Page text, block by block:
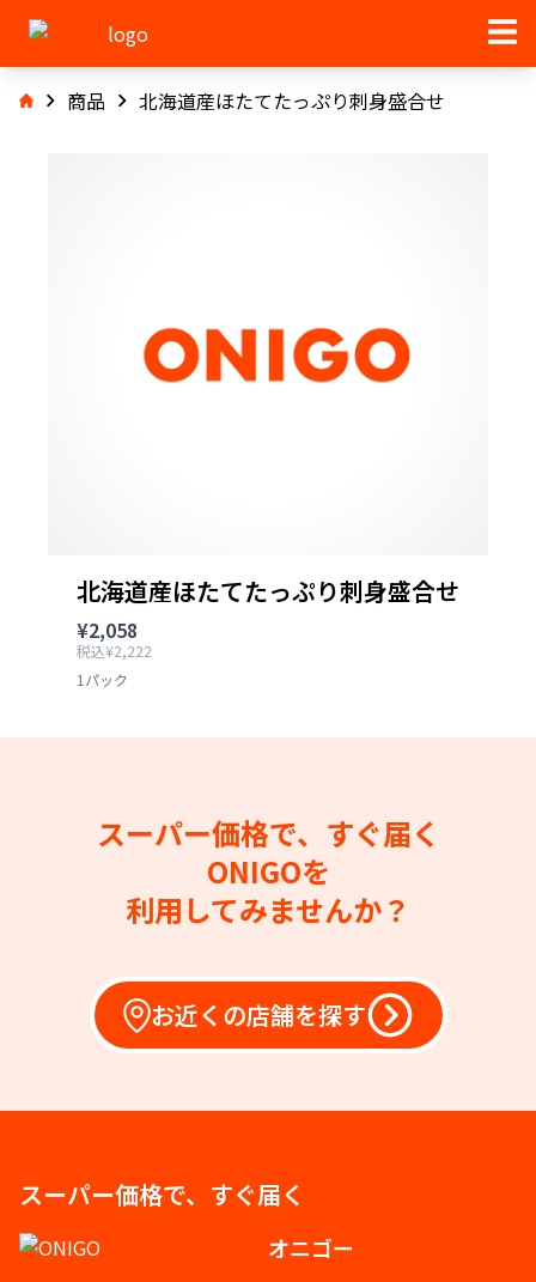
商品 北海道産ほたてたっぷり刺身盛合せ
北海道産ほたてたっぷり刺身盛合せ
¥2,058
税込¥2,222
1パック
スーパー価格で、すぐ届く
ONIGOを
利用してみませんか？
お近くの店舗を探す
スーパー価格で、すぐ届く
オニゴー